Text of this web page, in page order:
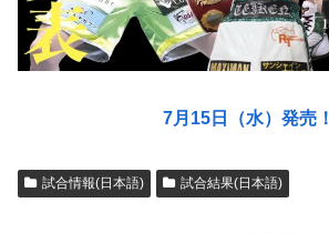
7月15日（水）発売！
試合情報(日本語) 試合結果(日本語)